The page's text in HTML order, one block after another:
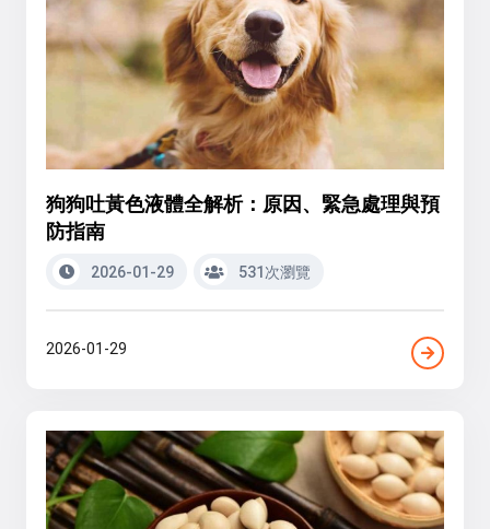
狗狗吐黃色液體全解析：原因、緊急處理與預
防指南
2026-01-29 531次瀏覽
2026-01-29